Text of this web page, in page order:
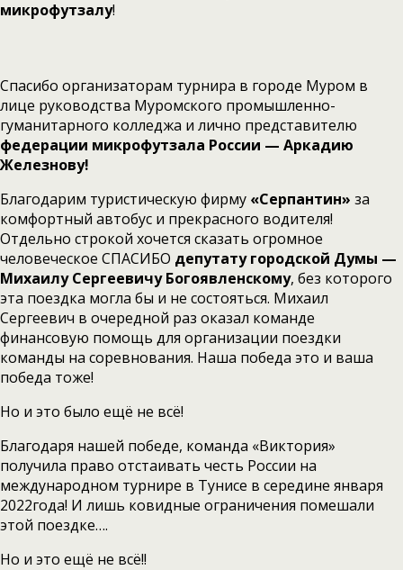
микрофутзалу!
Спасибо организаторам турнира в городе Муром в
лице руководства Муромского промышленно-
гуманитарного колледжа и лично представителю
федерации микрофутзала России — Аркадию
Железнову!
Благодарим туристическую фирму «Серпантин» за
комфортный автобус и прекрасного водителя!
Отдельно строкой хочется сказать огромное
человеческое СПАСИБО депутату городской Думы —
Михаилу Сергеевичу Богоявленскому, без которого
эта поездка могла бы и не состояться. Михаил
Сергеевич в очередной раз оказал команде
финансовую помощь для организации поездки
команды на соревнования. Наша победа это и ваша
победа тоже!
Но и это было ещё не всё!
Благодаря нашей победе, команда «Виктория»
получила право отстаивать честь России на
международном турнире в Тунисе в середине января
2022года! И лишь ковидные ограничения помешали
этой поездке….
Но и это ещё не всё!!